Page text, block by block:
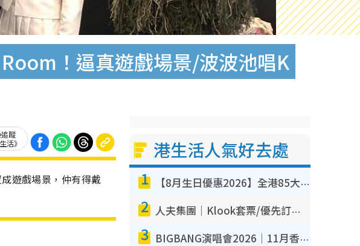
！逼真遊戲場景/波波池唱K
蹤
活》
遊戲場景，仲有得戴
港生活人氣好去處
1 【8月生日優惠2026】全港85大食買玩著數攻略 自助餐/火鍋放題同行免費＋誠品/DONKI送現金券
2 人夫集團｜Klook套票/優先訂票/公開發售搶飛攻略！附票價.購票連結.場地座位表
3 BIGBANG演唱會2026｜11月香港啟德開3場！實名制VIP申請、優先購票攻略